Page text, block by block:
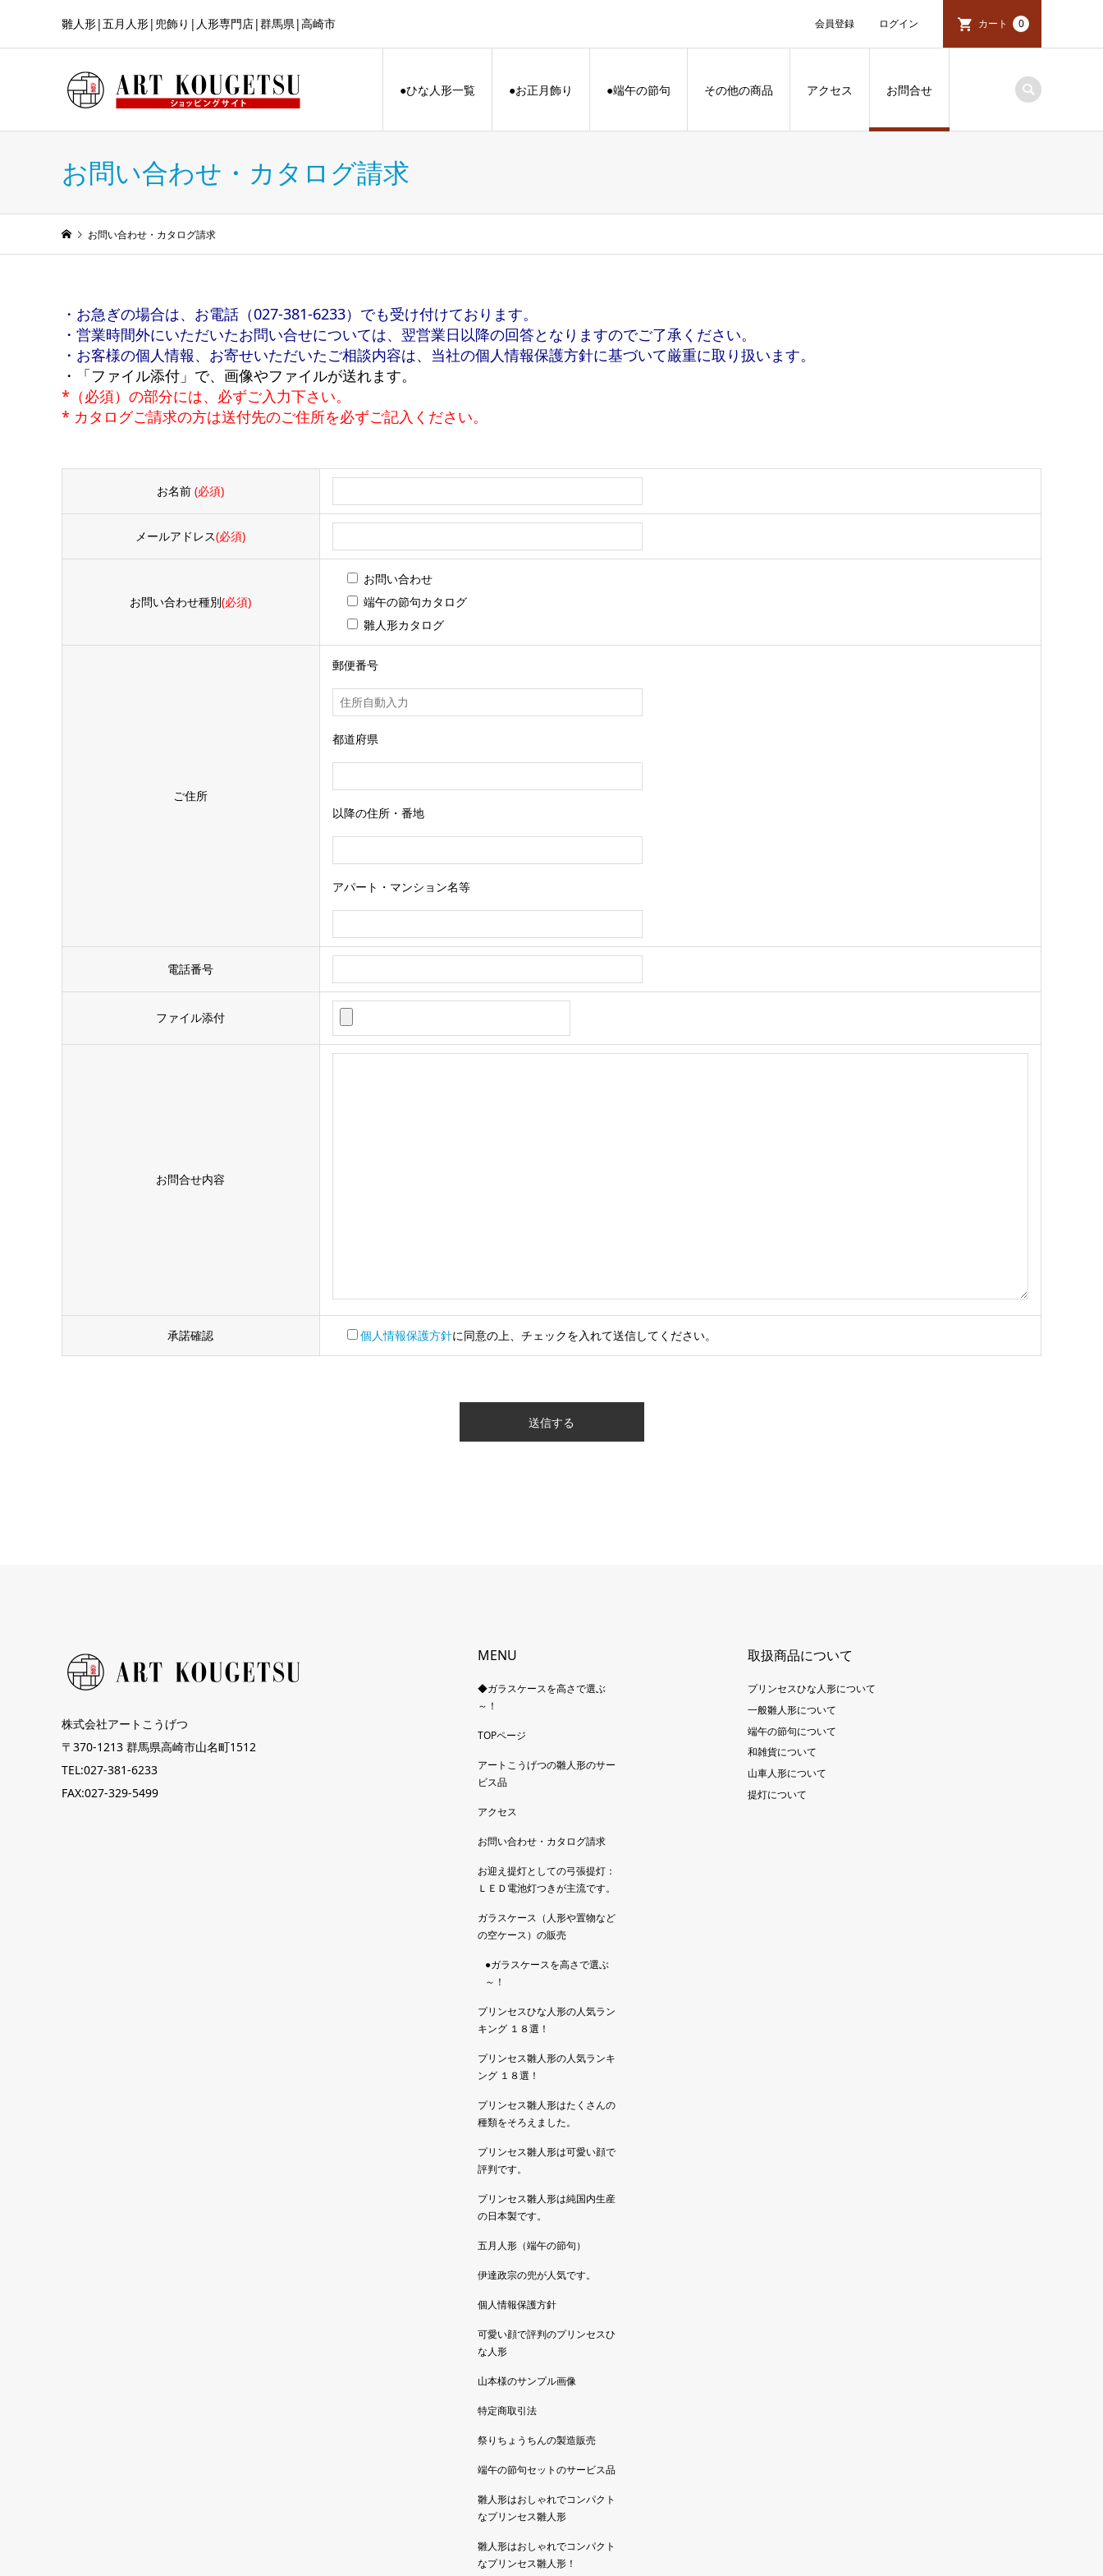
雛人形|五月人形|兜飾り|人形専門店|群馬県|高崎市 会員登録 ログイン カート 0
●ひな人形一覧 ●お正月飾り ●端午の節句 その他の商品 アクセス お問合せ
お問い合わせ・カタログ請求
お問い合わせ・カタログ請求
・お急ぎの場合は、お電話（027-381-6233）でも受け付けております。
・営業時間外にいただいたお問い合せについては、翌営業日以降の回答となりますのでご了承ください。
・お客様の個人情報、お寄せいただいたご相談内容は、当社の個人情報保護方針に基づいて厳重に取り扱います。
・「ファイル添付」で、画像やファイルが送れます。
*（必須）の部分には、必ずご入力下さい。
* カタログご請求の方は送付先のご住所を必ずご記入ください。
お名前(必須)
メールアドレス(必須)
お問い合わせ種別(必須)
お問い合わせ
端午の節句カタログ
雛人形カタログ
ご住所
郵便番号
都道府県
以降の住所・番地
アパート・マンション名等
電話番号
ファイル添付
お問合せ内容
承諾確認 個人情報保護方針に同意の上、チェックを入れて送信してください。
ま
ま
に
し
て
く
株式会社アートこうげつ
〒370-1213 群馬県高崎市山名町1512
TEL:027-381-6233
FAX:027-329-5499
MENU
◆ガラスケースを高さで選ぶ
～！
TOPページ
アートこうげつの雛人形のサー
ビス品
アクセス
お問い合わせ・カタログ請求
お迎え提灯としての弓張提灯：
ＬＥＤ電池灯つきが主流です。
ガラスケース（人形や置物など
の空ケース）の販売
●ガラスケースを高さで選ぶ
～！
プリンセスひな人形の人気ラン
キング １８選！
プリンセス雛人形の人気ランキ
ング １８選！
プリンセス雛人形はたくさんの
種類をそろえました。
プリンセス雛人形は可愛い顔で
評判です。
プリンセス雛人形は純国内生産
の日本製です。
五月人形（端午の節句）
伊達政宗の兜が人気です。
個人情報保護方針
可愛い顔で評判のプリンセスひ
な人形
山本様のサンプル画像
特定商取引法
祭りちょうちんの製造販売
端午の節句セットのサービス品
雛人形はおしゃれでコンパクト
なプリンセス雛人形
雛人形はおしゃれでコンパクト
なプリンセス雛人形！
取扱商品について
プリンセスひな人形について
一般雛人形について
端午の節句について
和雑貨について
山車人形について
提灯について